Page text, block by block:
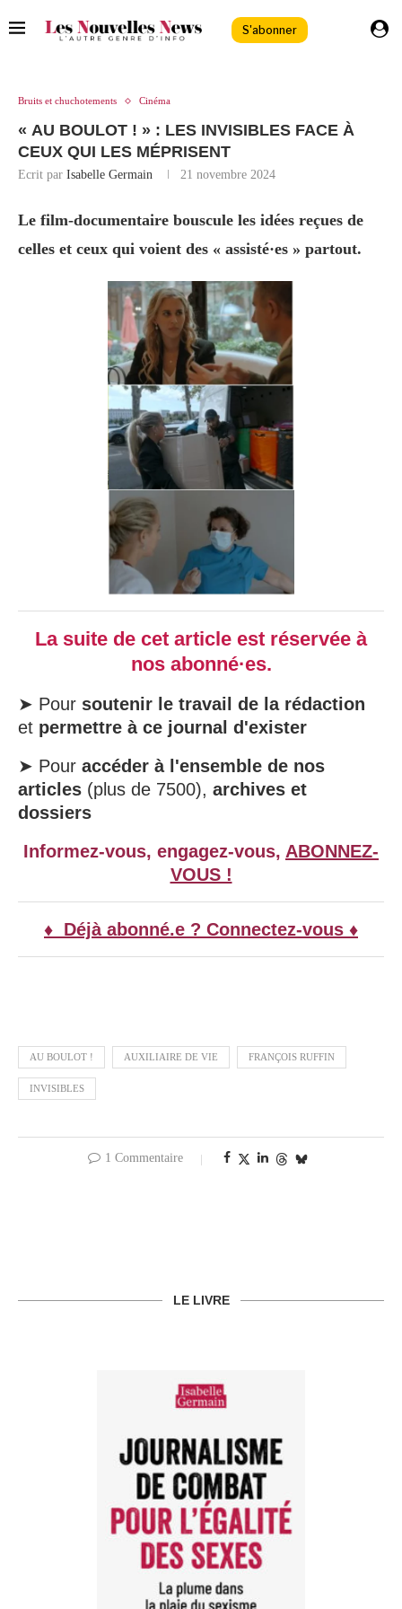
S'abonner
Bruits et chuchotements Cinéma
« AU BOULOT ! » : LES INVISIBLES FACE À
CEUX QUI LES MÉPRISENT
Ecrit par Isabelle Germain 21 novembre 2024
Le film-documentaire bouscule les idées reçues de
celles et ceux qui voient des « assisté·es » partout.
La suite de cet article est réservée à
nos abonné·es.
➤ Pour soutenir le travail de la rédaction
et permettre à ce journal d'exister
➤ Pour accéder à l'ensemble de nos
articles (plus de 7500), archives et
dossiers
Informez-vous, engagez-vous, ABONNEZ-
VOUS !
♦ Déjà abonné.e ? Connectez-vous ♦
AU BOULOT ! AUXILIAIRE DE VIE FRANÇOIS RUFFIN
INVISIBLES
1 Commentaire
LE LIVRE